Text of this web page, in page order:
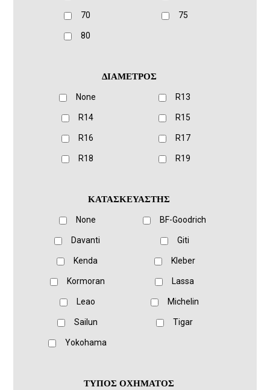
70 75
80
ΔΙΑΜΕΤΡΟΣ
None R13
R14 R15
R16 R17
R18 R19
ΚΑΤΑΣΚΕΥΑΣΤΗΣ
None BF-Goodrich
Davanti Giti
Kenda Kleber
Kormoran Lassa
Leao Michelin
Sailun Tigar
Yokohama
ΤΥΠΟΣ ΟΧΗΜΑΤΟΣ